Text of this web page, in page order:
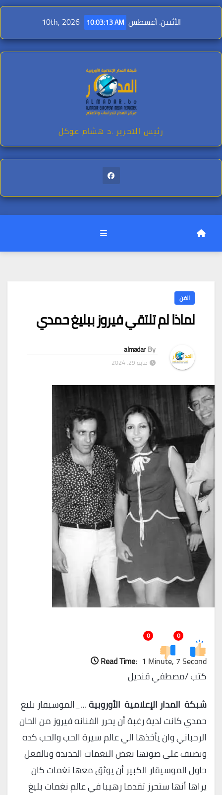
Skip
content
الأثنين. أغسطس 10th, 2026 10:03:15 AM
رئيس التحرير .د هشام عوكل
الفن
لماذا لم تلتقي فيروز ببليغ حمدي
By
almadar
مايو 29, 2024
0
0
Read Time: 1 Minute, 7 Second
كتب /مصطفي قنديل
شبكة المدار الإعلامية الأوروبية…_الموسيقار بليغ
حمدي كانت لدية رغبة أن يحرر الفنانه فيروز من الحان
الرحباني وان يأخذها الي عالم سيرة الحب والحب كده
ويضيف علي صوتها بعض النغمات الجديدة وبالفعل
حاول الموسيقار الكبير أن يوثق معها نغمات كان
يراها أنها ستحرز تقدما رهيبا في عالم نغمات بليغ